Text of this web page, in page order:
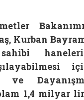
Kurban
ve
1,4 milyar